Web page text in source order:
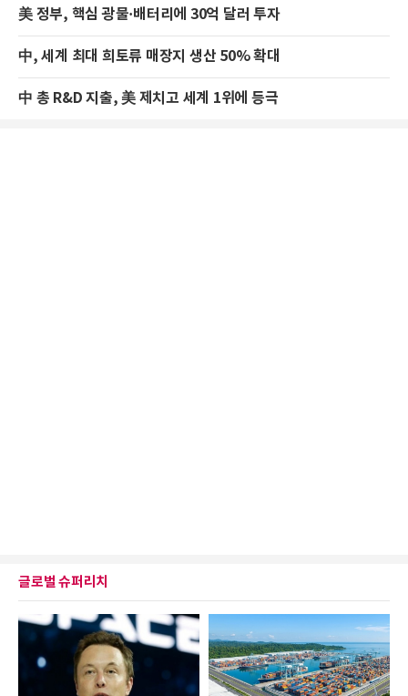
美 정부, 핵심 광물·배터리에 30억 달러 투자
中, 세계 최대 희토류 매장지 생산 50% 확대
中 총 R&D 지출, 美 제치고 세계 1위에 등극
글로벌 슈퍼리치